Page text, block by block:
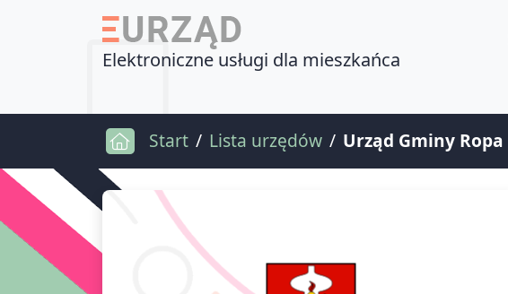
Elektroniczne usługi dla mieszkańca
Start Lista urzędów Urząd Gminy Ropa